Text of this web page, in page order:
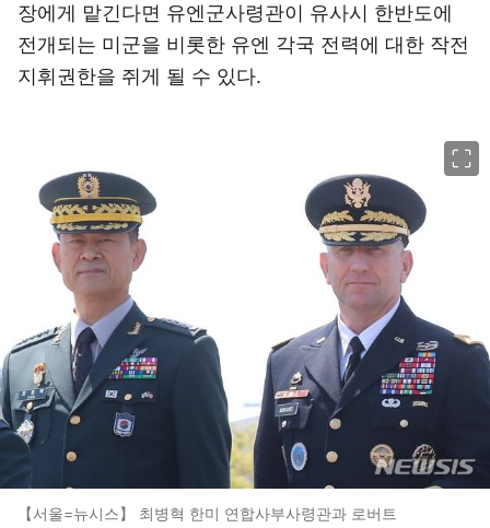
장에게 맡긴다면 유엔군사령관이 유사시 한반도에
전개되는 미군을 비롯한 유엔 각국 전력에 대한 작전
지휘권한을 쥐게 될 수 있다.
【서울=뉴시스】 최병혁 한미 연합사부사령관과 로버트